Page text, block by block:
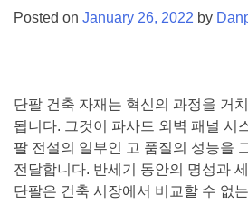
Posted on January 26, 2022 by
단팔 건축 자재는 혁신의 과정을 거
됩니다. 그것이 파사드 외벽 패널 시
팔 전설의 일부인 고 품질의 성능을
전달합니다. 반세기 동안의 명성과
단팔은 건축 시장에서 비교할 수 없